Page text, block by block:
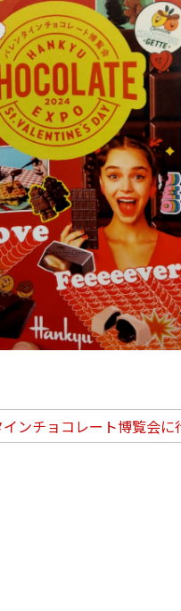
ンチョコレート博覧会